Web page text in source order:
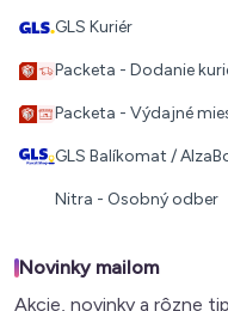
GLS Kuriér
Packeta - Dodanie
Packeta - Výdajné
GLS Balíkomat /
Nitra - Osobný odber
Novinky mailom
Akcie, novinky a rôzne